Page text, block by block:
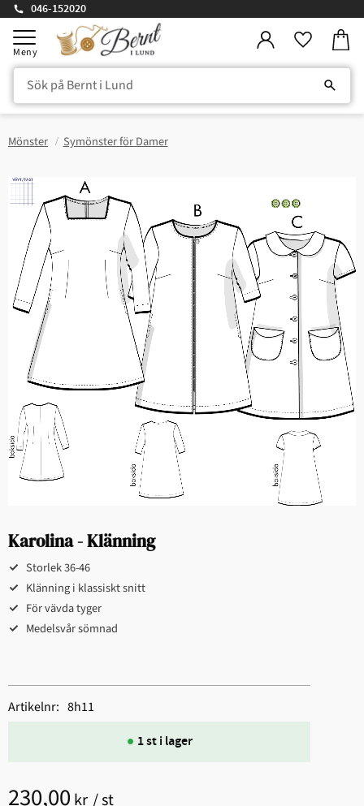
Meny
046-152020
Mönster Symönster för Damer
Karolina - Klänning
Storlek 36-46​​
Klänning i klassiskt snitt​
För vävda ​tyger
Medelsvår sömnad​​
230,00 kr /st
1 st i lager
Artikelnr 8h11